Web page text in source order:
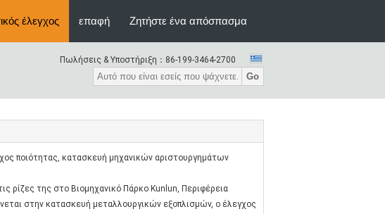
έλεγχος επαφή Ζητήστε ένα απόσπασμα
Πωλήσεις & Υποστήριξη： 86-199-3464-2700
Go
ποιότητας, κατασκευή μηχανικών αριστουργημάτων
ρίζες της στο Βιομηχανικό Πάρκο Kunlun, Περιφέρεια
στην κατασκευή μεταλλουργικών εξοπλισμών, ο έλεγχος